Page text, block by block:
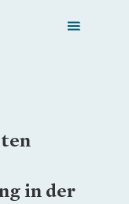
in der